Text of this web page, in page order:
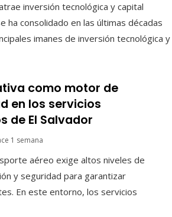
inversión tecnológica y capital
ha consolidado en las últimas décadas
imanes de inversión tecnológica y
como motor de
en los servicios
de El Salvador
1 semana
aéreo exige altos niveles de
y seguridad para garantizar
En este entorno, los servicios